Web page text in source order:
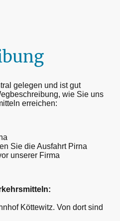
gelegen und ist gut
wie Sie uns
erreichen:
Sie die Ausfahrt Pirna
unserer Firma
Köttewitz. Von dort sind